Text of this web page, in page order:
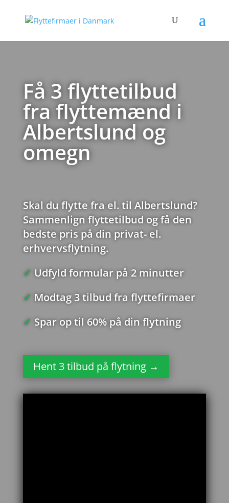
Få 3 flyttetilbud
fra flyttemænd i
Albertslund og
omegn
Skal du flytte fra el. til Albertslund?
Sammenlign flyttetilbud og få den
bedste pris på din privat- el.
erhvervsflytning.
✓ Udfyld formular på 2 minutter
✓ Modtag 3 tilbud fra flyttefirmaer
✓ Spar op til 60% på din flytning
Hent 3 tilbud på flytning →